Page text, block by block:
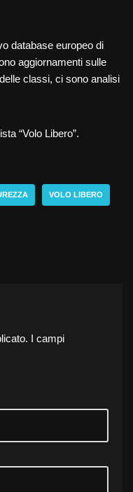
database europeo di
aggiornamenti sulle
classi, ci sono analisi
“Volo Libero”.
VOLO LIBERO
I campi